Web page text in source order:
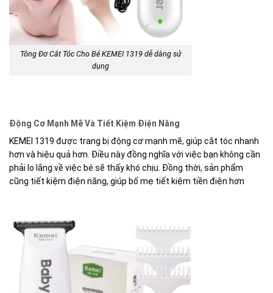
Tông Đơ Cắt Tóc Cho Bé KEMEI 1319 dễ dàng sử
dụng
Động Cơ Mạnh Mẽ Và Tiết Kiệm Điện Năng
KEMEI 1319 được trang bị động cơ mạnh mẽ, giúp cắt tóc nhanh
hơn và hiệu quả hơn. Điều này đồng nghĩa với việc bạn không cần
phải lo lắng về việc bé sẽ thấy khó chịu. Đồng thời, sản phẩm
cũng tiết kiệm điện năng, giúp bố mẹ tiết kiệm tiền điện hơn